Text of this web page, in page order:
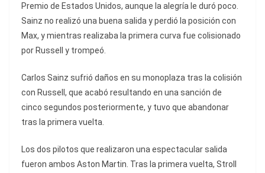
Premio de Estados Unidos, aunque la alegría le duró poco.
Sainz no realizó una buena salida y perdió la posición con
Max, y mientras realizaba la primera curva fue colisionado
por Russell y trompeó.
Carlos Sainz sufrió daños en su monoplaza tras la colisión
con Russell, que acabó resultando en una sanción de
cinco segundos posteriormente, y tuvo que abandonar
tras la primera vuelta.
Los dos pilotos que realizaron una espectacular salida
fueron ambos Aston Martin. Tras la primera vuelta, Stroll